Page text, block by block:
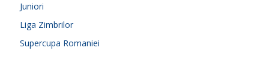
Juniori
Liga Zimbrilor
Supercupa Romaniei